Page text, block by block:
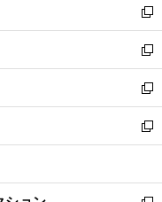
く
ィ
ン
ド
ウ
で
開
く
い
ウ
ィ
ン
ド
ウ
で
開
新
し
い
ウ
ィ
ン
ド
ウ
開
新
し
い
ウ
ィ
ン
ウ
新
し
い
ウ
ン
新
し
ウ